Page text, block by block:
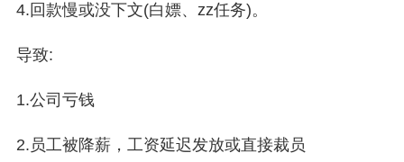
4.回款慢或没下文(白嫖、zz任务)。
导致:
1.公司亏钱
2.员工被降薪，工资延迟发放或直接裁员